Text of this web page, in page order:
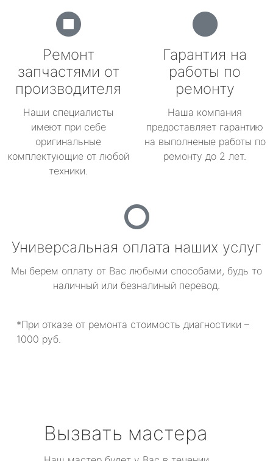
Ремонт
запчастями от
производителя
Наши специалисты
имеют при себе
оригинальные
комплектующие от любой
техники.
Гарантия на
работы по
ремонту
Наша компания
предоставляет гарантию
на выполненые работы по
ремонту до 2 лет.
Универсальная оплата наших услуг
Мы берем оплату от Вас любыми способами, будь то
наличный или безналиный перевод.
*При отказе от ремонта стоимость диагностики –
1000 руб.
Вызвать мастера